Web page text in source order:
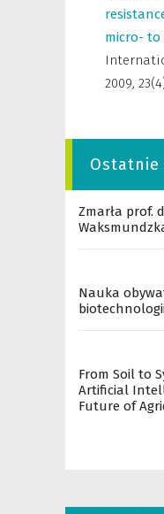
micro- to
2009,
Ostatnie
Zmarła prof.
Nauka
biotechnologii
From Soil to
Artificial
Future of